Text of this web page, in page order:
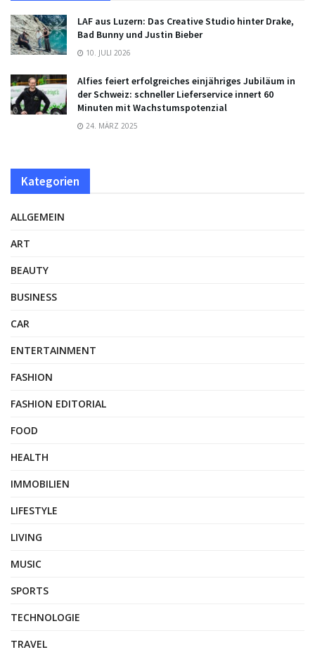
LAF aus Luzern: Das Creative Studio hinter Drake,
Bad Bunny und Justin Bieber
10. JULI 2026
Alfies feiert erfolgreiches einjähriges Jubiläum in
der Schweiz: schneller Lieferservice innert 60
Minuten mit Wachstumspotenzial
24. MÄRZ 2025
Kategorien
ALLGEMEIN
ART
BEAUTY
BUSINESS
CAR
ENTERTAINMENT
FASHION
FASHION EDITORIAL
FOOD
HEALTH
IMMOBILIEN
LIFESTYLE
LIVING
MUSIC
SPORTS
TECHNOLOGIE
TRAVEL